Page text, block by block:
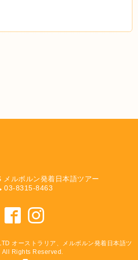
メルボルン発着日本語ツアー
03-8315-8463
オーストラリア、メルボルン発着日本語ツ
All Rights Reserved.